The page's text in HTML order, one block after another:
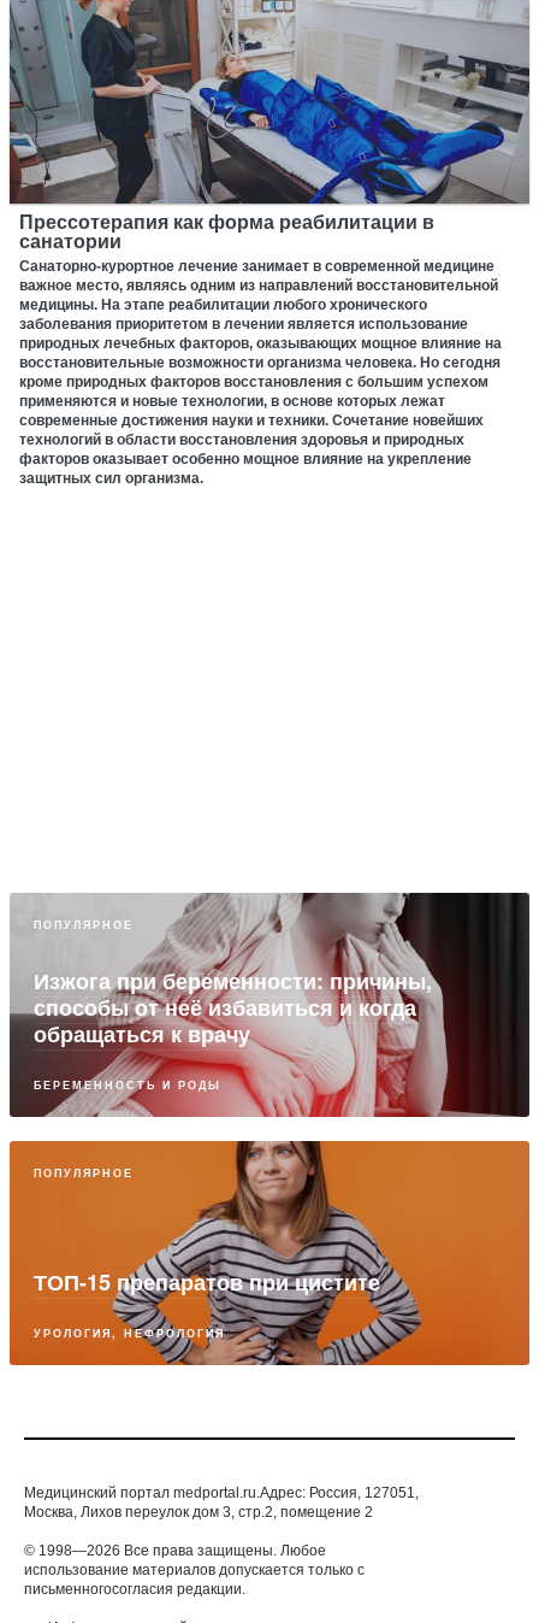
Прессотерапия как форма реабилитации в
санатории
Санаторно-курортное лечение занимает в современной медицине
важное место, являясь одним из направлений восстановительной
медицины. На этапе реабилитации любого хронического
заболевания приоритетом в лечении является использование
природных лечебных факторов, оказывающих мощное влияние на
восстановительные возможности организма человека. Но сегодня
кроме природных факторов восстановления с большим успехом
применяются и новые технологии, в основе которых лежат
современные достижения науки и техники. Сочетание новейших
технологий в области восстановления здоровья и природных
факторов оказывает особенно мощное влияние на укрепление
защитных сил организма.
ПОПУЛЯРНОЕ
Изжога при беременности: причины,
способы от неё избавиться и когда
обращаться к врачу
БЕРЕМЕННОСТЬ И РОДЫ
ПОПУЛЯРНОЕ
ТОП-15 препаратов при цистите
УРОЛОГИЯ, НЕФРОЛОГИЯ
Медицинский портал medportal.ru.Адрес: Россия, 127051,
Москва, Лихов переулок дом 3, стр.2, помещение 2
© 1998—2026 Все права защищены. Любое
использование материалов допускается только с
письменногосогласия редакции.